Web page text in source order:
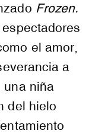
Frozen.
el amor,
a
una niña
del hielo